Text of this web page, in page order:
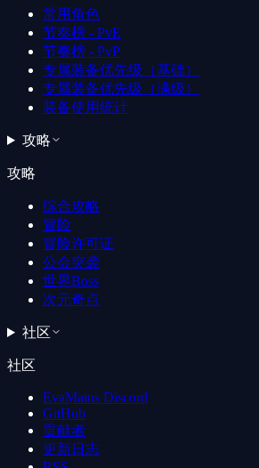
常用角色
节奏榜 - PvE
节奏榜 - PvP
专属装备优先级（基础）
专属装备优先级（满级）
装备使用统计
攻略
攻略
综合攻略
冒险
冒险许可证
公会突袭
世界Boss
次元奇点
社区
社区
EvaMains Discord
GitHub
贡献者
更新日志